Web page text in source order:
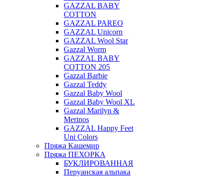
GAZZAL BABY
COTTON
GAZZAL PAREO
GAZZAL Unicorn
GAZZAL Wool Star
Gazzal Worm
GAZZAL BABY
COTTON 205
Gazzal Barbie
Gazzal Teddy
Gazzal Baby Wool
Gazzal Baby Wool XL
Gazzal Marilyn &
Merinos
GAZZAL Happy Feet
Uni Colors
Пряжа Кашемир
Пряжа ПЕХОРКА
БУКЛИРОВАННАЯ
Перуанская альпака